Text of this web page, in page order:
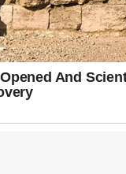
posebnom
očekujete.
vremena sa vama